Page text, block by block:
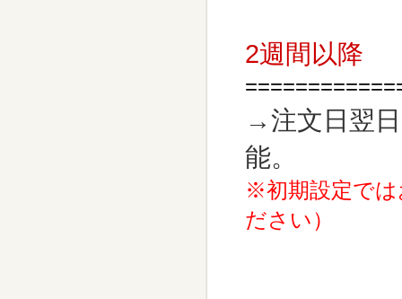
2週間以降
→注文日翌
能。
※初期設定では
ださい）